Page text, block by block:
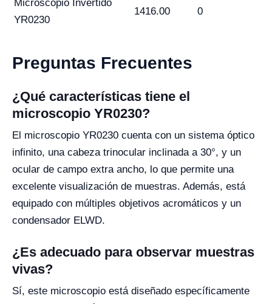
Microscopio Invertido
YR0230
1416.00 0
Preguntas Frecuentes
¿Qué características tiene el
microscopio YR0230?
El microscopio YR0230 cuenta con un sistema óptico
infinito, una cabeza trinocular inclinada a 30°, y un
ocular de campo extra ancho, lo que permite una
excelente visualización de muestras. Además, está
equipado con múltiples objetivos acromáticos y un
condensador ELWD.
¿Es adecuado para observar muestras
vivas?
Sí, este microscopio está diseñado específicamente